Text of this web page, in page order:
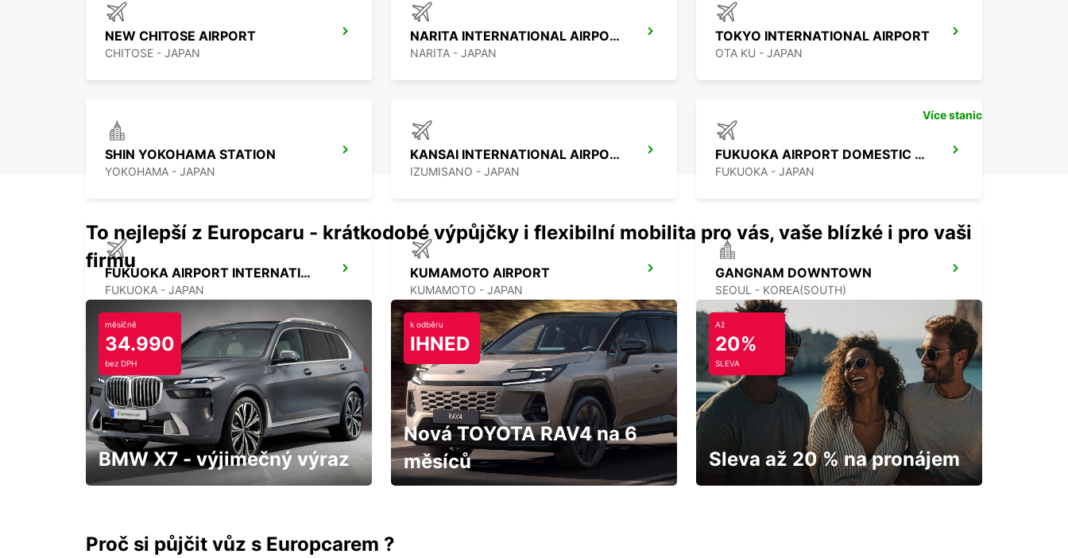
NEW CHITOSE AIRPORT
CHITOSE - JAPAN
NARITA INTERNATIONAL AIRPORT
NARITA - JAPAN
TOKYO INTERNATIONAL AIRPORT
OTA KU - JAPAN
SHIN YOKOHAMA STATION
YOKOHAMA - JAPAN
KANSAI INTERNATIONAL AIRPORT
IZUMISANO - JAPAN
FUKUOKA AIRPORT DOMESTIC TERMINAL
FUKUOKA - JAPAN
FUKUOKA AIRPORT INTERNATIONAL TERMINAL
FUKUOKA - JAPAN
KUMAMOTO AIRPORT
KUMAMOTO - JAPAN
GANGNAM DOWNTOWN
SEOUL - KOREA(SOUTH)
YONGSAN DOWNTOWN
SEOUL - KOREA(SOUTH)
Více stanic
To nejlepší z Europcaru - krátkodobé výpůjčky i flexibilní mobilita pro vás, vaše blízké i pro vaši
firmu
měsíčně
34.990
bez DPH
BMW X7 - výjimečný výraz
k odběru
IHNED
Nová TOYOTA RAV4 na 6
měsíců
Až
20%
SLEVA
Sleva až 20 % na pronájem
Proč si půjčit vůz s Europcarem ?